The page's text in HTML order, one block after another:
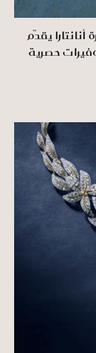
يقدّم
حصرية